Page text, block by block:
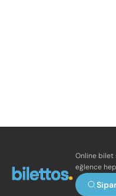
Online bilet
eğlence